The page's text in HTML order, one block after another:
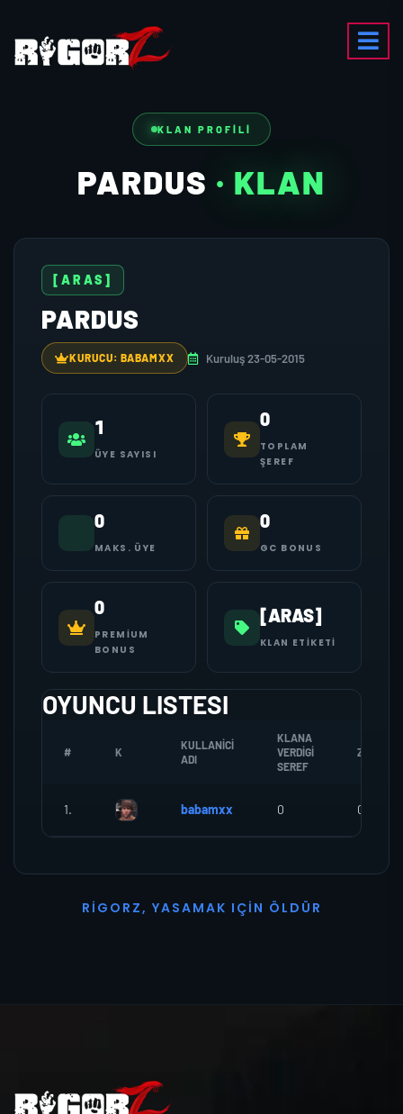
KLAN PROFILI
PARDUS · KLAN
[ARAS]
PARDUS
KURUCU: BABAMXX Kuruluş 23-05-2015
1
ÜYE SAYISI
0
TOPLAM
ŞEREF
0
MAKS. ÜYE
0
GC BONUS
0
PREMIUM
BONUS
[ARAS]
KLAN ETIKETI
OYUNCU LISTESI
# K
KULLANICI
ADI
KLANA
VERDIGI
SEREF
ZOMBI
1. babamxx 0 0
R I G O R Z, YASAMAK I ÇI N Ö L D Ü R